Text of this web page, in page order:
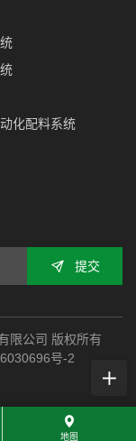
地图
化配料系统
提交
限公司 版权所有
号-2